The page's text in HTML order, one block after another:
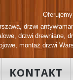
Oferujemy
, drzwi
, drzwi drewniane,
, montaż drzwi
KONTAKT